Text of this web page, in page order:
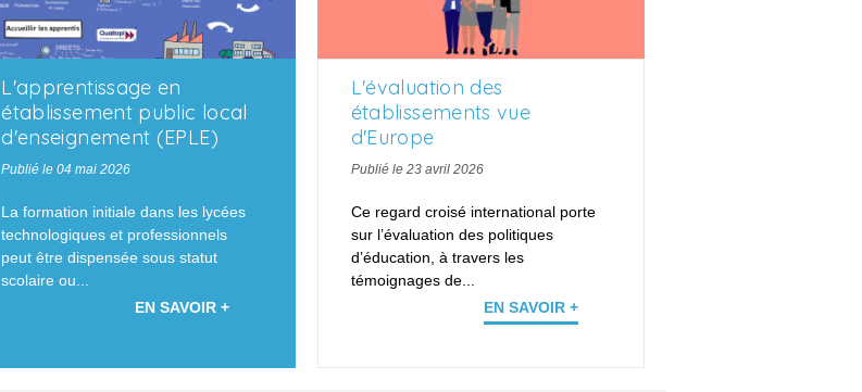
L'apprentissage en
établissement public local
d'enseignement (EPLE)
Publié le 04 mai 2026
La formation initiale dans les lycées
technologiques et professionnels
peut être dispensée sous statut
scolaire ou...
EN SAVOIR +
L'évaluation des
établissements vue
d'Europe
Publié le 23 avril 2026
Ce regard croisé international porte
sur l’évaluation des politiques
d’éducation, à travers les
témoignages de...
EN SAVOIR +